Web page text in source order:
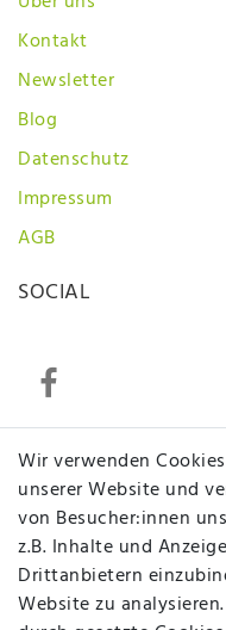
Kontakt
Newsletter
Blog
Datenschutz
Impressum
AGB
SOCIAL
Betten Seifert – Ihr
Matratzen,
möchten richtig
qualitativ
Fachberatung für
Bettwaren? Dann
Wir verwenden
unserer Website und
von Besucher:innen
z.B. Inhalte und
Drittanbietern
Website zu